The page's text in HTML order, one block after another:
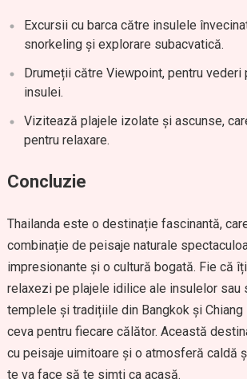
Excursii cu barca către insulele
snorkeling și explorare subacvatică.
Drumeții către Viewpoint, pentru vederi
insulei.
Vizitează plajele izolate și ascunse,
pentru relaxare.
Concluzie
Thailanda este o destinație fascinantă,
combinație de peisaje naturale
impresionante și o cultură bogată. Fie că
relaxezi pe plajele idilice ale insulelor sau
templele și tradițiile din Bangkok și Chiang
ceva pentru fiecare călător. Această
cu peisaje uimitoare și o atmosferă caldă
te va face să te simți ca acasă.